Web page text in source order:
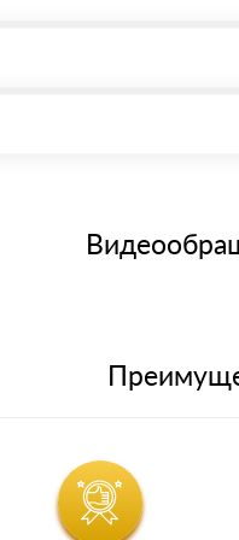
через системы
банковским картам
материала после